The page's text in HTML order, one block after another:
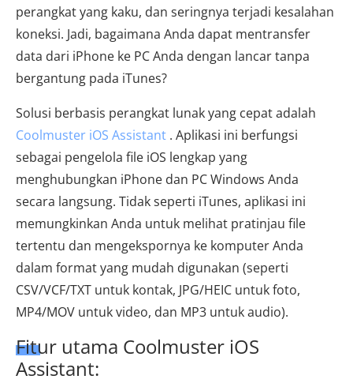
perangkat yang kaku, dan seringnya terjadi kesalahan
koneksi. Jadi, bagaimana Anda dapat mentransfer
data dari iPhone ke PC Anda dengan lancar tanpa
bergantung pada iTunes?
Solusi berbasis perangkat lunak yang cepat adalah
Coolmuster iOS Assistant . Aplikasi ini berfungsi
sebagai pengelola file iOS lengkap yang
menghubungkan iPhone dan PC Windows Anda
secara langsung. Tidak seperti iTunes, aplikasi ini
memungkinkan Anda untuk melihat pratinjau file
tertentu dan mengekspornya ke komputer Anda
dalam format yang mudah digunakan (seperti
CSV/VCF/TXT untuk kontak, JPG/HEIC untuk foto,
MP4/MOV untuk video, dan MP3 untuk audio).
Fitur utama Coolmuster iOS
Assistant: